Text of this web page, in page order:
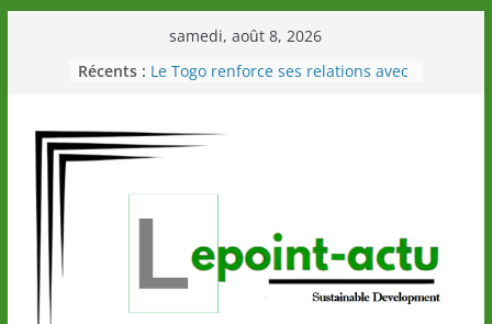
samedi, août 8, 2026
Récents : Le Togo renforce ses relations avec
Éléphants en Côte d’Ivoire
LOTO DETENTE”, un nouveau tirage
marque de confiance au Togo sur
la scène internationale au-delà des
performances de ses athlètes
Togo: Que retenir de la politique
éducation et de l’ambition de